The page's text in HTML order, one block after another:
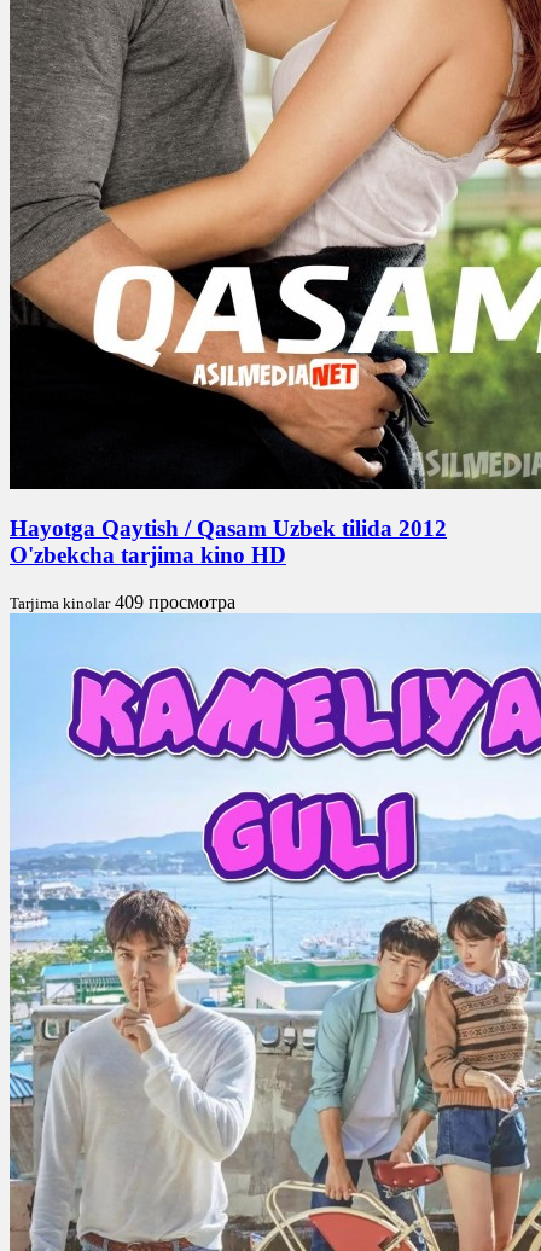
Hayotga Qaytish / Qasam Uzbek tilida 2012
O'zbekcha tarjima kino HD
Tarjima kinolar 409 просмотра